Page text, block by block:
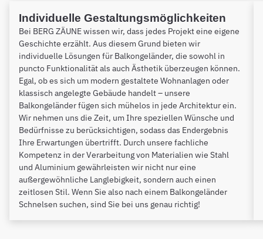
Individuelle Gestaltungsmöglichkeiten
Bei BERG ZÄUNE wissen wir, dass jedes Projekt eine eigene
Geschichte erzählt. Aus diesem Grund bieten wir
individuelle Lösungen für Balkongeländer, die sowohl in
puncto Funktionalität als auch Ästhetik überzeugen können.
Egal, ob es sich um modern gestaltete Wohnanlagen oder
klassisch angelegte Gebäude handelt – unsere
Balkongeländer fügen sich mühelos in jede Architektur ein.
Wir nehmen uns die Zeit, um Ihre speziellen Wünsche und
Bedürfnisse zu berücksichtigen, sodass das Endergebnis
Ihre Erwartungen übertrifft. Durch unsere fachliche
Kompetenz in der Verarbeitung von Materialien wie Stahl
und Aluminium gewährleisten wir nicht nur eine
außergewöhnliche Langlebigkeit, sondern auch einen
zeitlosen Stil. Wenn Sie also nach einem Balkongeländer
Schnelsen suchen, sind Sie bei uns genau richtig!